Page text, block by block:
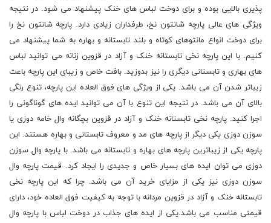
پذیری بالایی بوده و برای دوخت لباس های خنک پیشنهاد می شود. در نتیجه
ویژگی های عالی پارچه شانتون نخ، طرفداران زیادی دارد. پارچه شانتون نخ را
برای دوخت انواع مانتوهای کوتاه و بلند تابستانه و بهاره به شما پیشنهاد می
کنیم. با این پارچه نخی تابستانه خنک و آزاد در قزوین زنانه می توانید لباس
های بهاری و تابستانی دیگری را نیز بدوزید. بافت خاص و زیبای این پارچه باعث
زیباتر شدن آن می باشد. یکی از ویژگی های فوق العاده این پارچه، تنوع رنگی
بالای آن می باشد. در نتیجه این تنوع با آن می توانید ایده های گوناگونی را
اجرا کنید. پارچه نخی تابستانه خنک و آزاد در قزوین بچگانه وال خامه دوزی یا
سوزن دوزی یکی دیگر از پارچه های مد و معروف تابستانی و بهاره هستند. این
پارچه یکی از زیباترین پارچه های بهاره و تابستانه می باشد. با پارچه وال سوزن
دوزی می توان ایده های بسیار خاص و جدیدی را ایجاد کرد. قیمت پارچه وال
سوزن دوزی نیز یکی از مزایای خرید آن می باشد. چرا که این پارچه نخی
تابستانه خنک و آزاد در قزوین مردانه با توجه به کیفیت فوق العاده خود، دارای
قیمتی مناسب می باشد.یکی از ایده های جذاب در دوخت لباس با پارچه وال